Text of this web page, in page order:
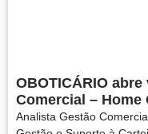
OBOTICÁRIO
Comercial – Home
Analista Gestão